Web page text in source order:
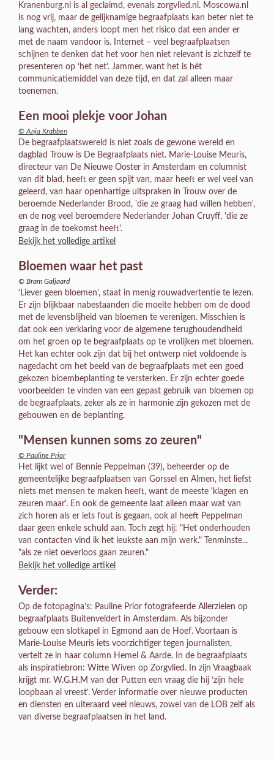
Kranenburg.nl is al geclaimd, evenals zorgvlied.nl. Moscowa.nl
is nog vrij, maar de gelijknamige begraafplaats kan beter niet te
lang wachten, anders loopt men het risico dat een ander er
met de naam vandoor is. Internet – veel begraafplaatsen
schijnen te denken dat het voor hen niet relevant is zichzelf te
presenteren op ‘het net’. Jammer, want het is hét
communicatiemiddel van deze tijd, en dat zal alleen maar
toenemen.
Een mooi plekje voor Johan
© Anja Krabben
De begraafplaatswereld is niet zoals de gewone wereld en
dagblad Trouw is De Begraafplaats niet. Marie-Louise Meuris,
directeur van De Nieuwe Ooster in Amsterdam en columnist
van dit blad, heeft er geen spijt van, maar heeft er wel veel van
geleerd, van haar openhartige uitspraken in Trouw over de
beroemde Nederlander Brood, 'die ze graag had willen hebben',
en de nog veel beroemdere Nederlander Johan Cruyff, 'die ze
graag in de toekomst heeft'.
Bekijk het volledige artikel
Bloemen waar het past
© Bram Galjaard
‘Liever geen bloemen’, staat in menig rouwadvertentie te lezen.
Er zijn blijkbaar nabestaanden die moeite hebben om de dood
met de levensblijheid van bloemen te verenigen. Misschien is
dat ook een verklaring voor de algemene terughoudendheid
om het groen op te begraafplaats op te vrolijken met bloemen.
Het kan echter ook zijn dat bij het ontwerp niet voldoende is
nagedacht om het beeld van de begraafplaats met een goed
gekozen bloembeplanting te versterken. Er zijn echter goede
voorbeelden te vinden van een gepast gebruik van bloemen op
de begraafplaats, zeker als ze in harmonie zijn gekozen met de
gebouwen en de beplanting.
"Mensen kunnen soms zo zeuren"
© Pauline Prior
Het lijkt wel of Bennie Peppelman (39), beheerder op de
gemeentelijke begraafplaatsen van Gorssel en Almen, het liefst
niets met mensen te maken heeft, want de meeste 'klagen en
zeuren maar'. En ook de gemeente laat alleen maar wat van
zich horen als er iets fout is gegaan, ook al heeft Peppelman
daar geen enkele schuld aan. Toch zegt hij: "Het onderhouden
van contacten vind ik het leukste aan mijn werk." Tenminste...
"als ze niet oeverloos gaan zeuren."
Bekijk het volledige artikel
Verder:
Op de fotopagina’s: Pauline Prior fotografeerde Allerzielen op
begraafplaats Buitenveldert in Amsterdam. Als bijzonder
gebouw een slotkapel in Egmond aan de Hoef. Voortaan is
Marie-Louise Meuris iets voorzichtiger tegen journalisten,
vertelt ze in haar column Hemel & Aarde. In de begraafplaats
als inspiratiebron: Witte Wiven op Zorgvlied. In zijn Vraagbaak
krijgt mr. W.G.H.M van der Putten een vraag die hij ‘zijn hele
loopbaan al vreest’. Verder informatie over nieuwe producten
en diensten en uiteraard veel nieuws, zowel van de LOB zelf als
van diverse begraafplaatsen in het land.